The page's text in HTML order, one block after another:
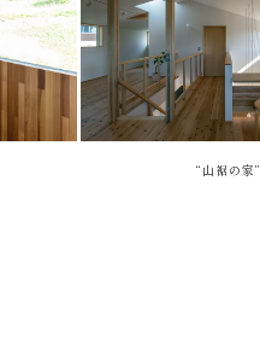
“山裾の家”